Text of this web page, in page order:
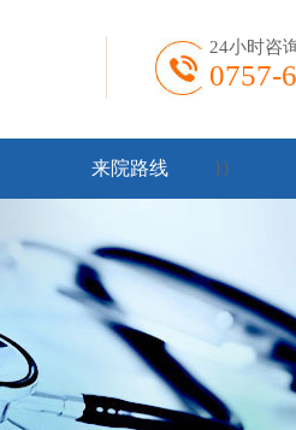
24小时咨
0757-
} }
来院路线